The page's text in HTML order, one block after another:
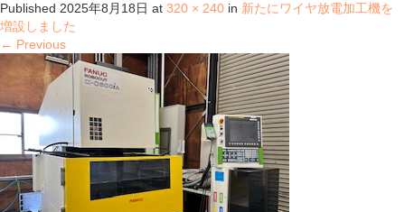
Published 2025年8月18日 at 320 × 240 in 新たにワイヤ放電加工機を
増設しました
← Previous